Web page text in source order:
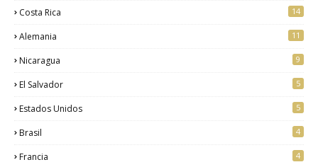
Costa Rica 14
Alemania 11
Nicaragua 9
El Salvador 5
Estados Unidos 5
Brasil 4
Francia 4